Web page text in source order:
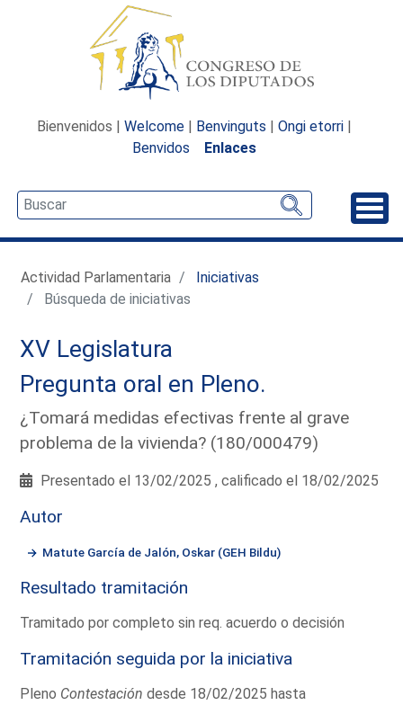
Bienvenidos | Welcome | Benvinguts | Ongi etorri |
Benvidos
Enlaces
Actividad Parlamentaria
Iniciativas
Búsqueda de iniciativas
XV Legislatura
Pregunta oral en Pleno.
¿Tomará medidas efectivas frente al grave
problema de la vivienda? (180/000479)
Presentado el 13/02/2025 , calificado el 18/02/2025
Autor
Matute García de Jalón, Oskar (GEH Bildu)
Resultado tramitación
Tramitado por completo sin req. acuerdo o decisión
Tramitación seguida por la iniciativa
Pleno Contestación desde 18/02/2025 hasta